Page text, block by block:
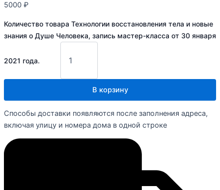
5000 ₽
Количество товара Технологии восстановления тела и новые
знания о Душе Человека, запись мастер-класса от 30 января
2021 года.
В корзину
Способы доставки появляются после заполнения адреса,
включая улицу и номера дома в одной строке